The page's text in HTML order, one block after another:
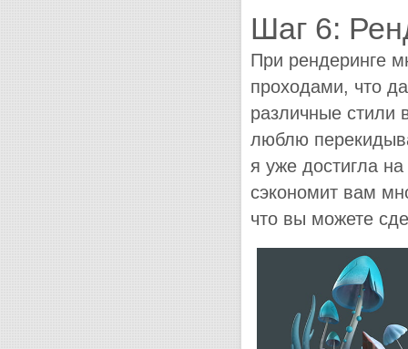
Шаг 6:
При рендеринге
проходами, что
различные стили
люблю
я уже достигла
сэкономит вам
что вы можете